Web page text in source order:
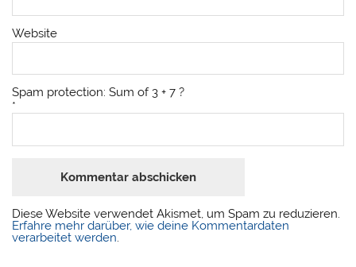
Website
Spam protection: Sum of 3 + 7 ?
*
Diese Website verwendet Akismet, um Spam zu reduzieren.
Erfahre mehr darüber, wie deine Kommentardaten
verarbeitet werden.